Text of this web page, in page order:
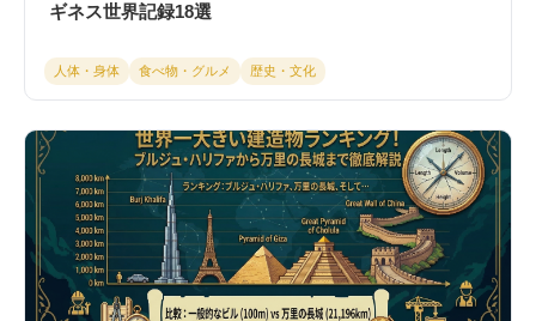
ギネス世界記録18選
人体・身体 食べ物・グルメ 歴史・文化